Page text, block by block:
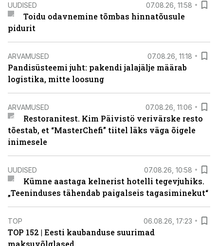
UUDISED 07.08.26, 11:58
Toidu odavnemine tõmbas hinnatõusule
pidurit
ARVAMUSED 07.08.26, 11:18
Pandisüsteemi juht: pakendi jalajälje määrab
logistika, mitte loosung
ARVAMUSED 07.08.26, 11:06
Restoranitest. Kim Päivistö verivärske resto
tõestab, et “MasterChefi” tiitel läks väga õigele
inimesele
UUDISED 07.08.26, 10:58
Kümne aastaga kelnerist hotelli tegevjuhiks.
„Teeninduses tähendab paigalseis tagasiminekut“
TOP 06.08.26, 17:23
TOP 152 | Eesti kaubanduse suurimad
maksuvõlglased